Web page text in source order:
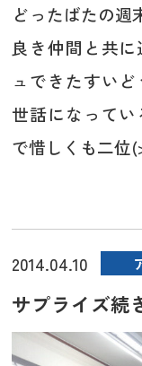
どったばたの週
良き仲間と共
ュできたすい
世話になって
で惜しくも二位
2014.04.10
サプライズ続